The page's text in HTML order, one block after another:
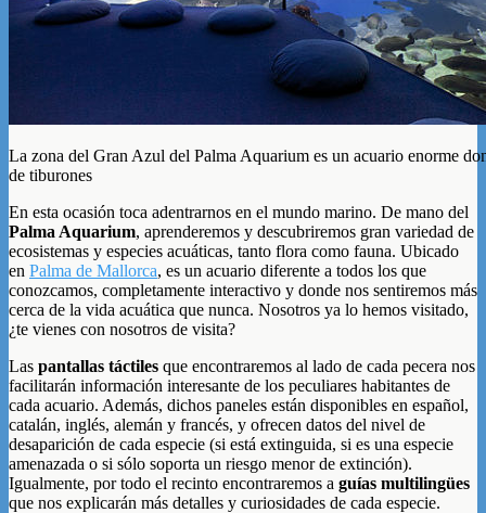
La zona del Gran Azul del Palma Aquarium es un acuario enorme
de tiburones
En esta ocasión toca adentrarnos en el mundo marino. De mano del
Palma Aquarium, aprenderemos y descubriremos gran variedad de
ecosistemas y especies acuáticas, tanto flora como fauna. Ubicado
en Palma de Mallorca, es un acuario diferente a todos los que
conozcamos, completamente interactivo y donde nos sentiremos más
cerca de la vida acuática que nunca. Nosotros ya lo hemos visitado,
¿te vienes con nosotros de visita?
Las pantallas táctiles que encontraremos al lado de cada pecera nos
facilitarán información interesante de los peculiares habitantes de
cada acuario. Además, dichos paneles están disponibles en español,
catalán, inglés, alemán y francés, y ofrecen datos del nivel de
desaparición de cada especie (si está extinguida, si es una especie
amenazada o si sólo soporta un riesgo menor de extinción).
Igualmente, por todo el recinto encontraremos a guías multilingües
que nos explicarán más detalles y curiosidades de cada especie.